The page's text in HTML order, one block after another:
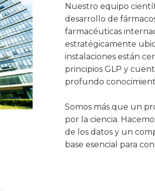
Nuestro equipo
desarrollo de
farmacéuticas
estratégicamente
instalaciones están
principios GLP y
profundo
Somos más que un
por la ciencia.
de los datos y un
base esencial para